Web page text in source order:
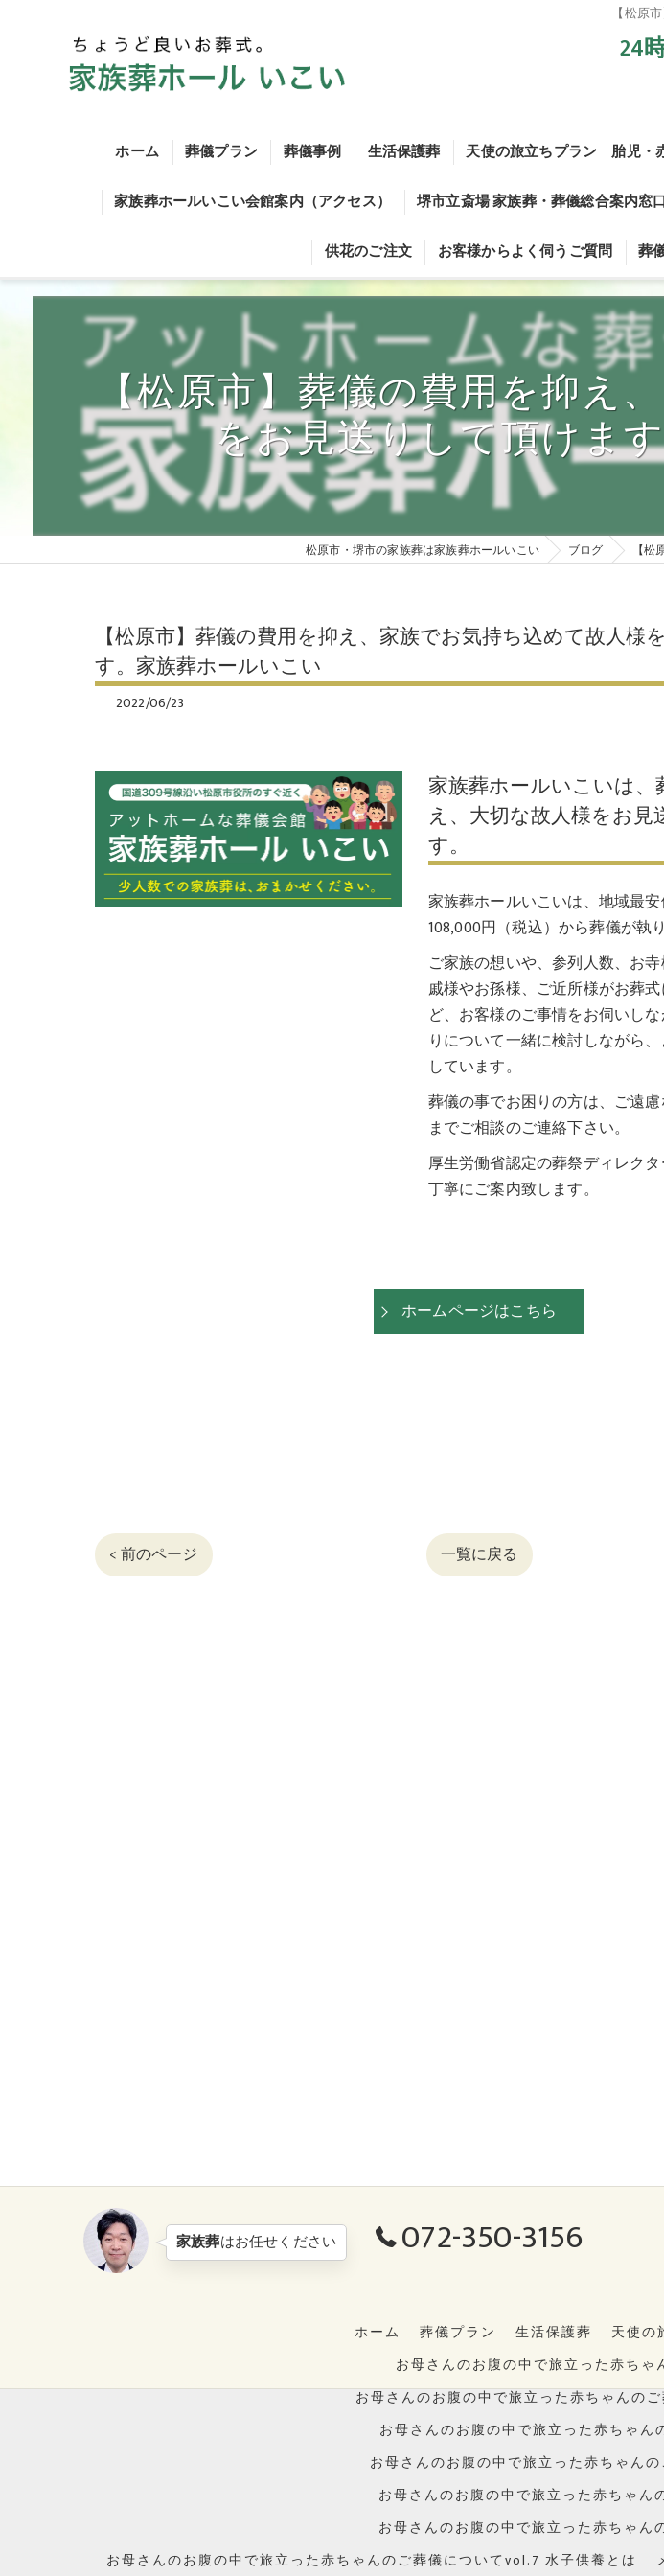
【松原
24
ホーム 葬儀プラン
一日葬シンプルプラン
一日葬プラン
家族葬シンプルプラン
家族葬ベーシックプラン
家族葬プレミアムプラン
葬儀事例 生活保護葬 天使の旅立ちプラン 胎児・
お母さんのお腹の中で旅立っ
お母さんのお腹の中で旅立っ
お母さんのお腹の中で旅立っ
お母さんのお腹の中で旅立っ
お母さんのお腹の中で旅立っ
お母さんのお腹の中で旅立っ
お母さんのお腹の中で旅立っ
家族葬ホールいこい会館案内（アクセス） 堺市立斎場 家族葬・葬儀総合案内窓口
堺斎場 葬儀・家族葬お電話での問い合
堺斎場 メールでのお問い合わせ
堺市立斎場 葬儀プラン
市営斎場 火葬式9.8プラン
市営斎場 火葬式17プラン
市営斎場 一日葬27プラン
市営斎場 家族葬38プラン
市営斎場 いこい108プラン
市営斎場 いこい128プラン
堺市民 生活保護葬
堺市立斎場 会館案内
堺市立斎場 おすすめ理由
堺市立斎場のよく伺うご質問
堺市立斎場 葬儀の流れ
堺市立斎場 お葬式のご準備
お葬式の形式
お戒名の付け方
棺の中に入れてあげる物
供花のご注文 お客様からよく伺うご質問 葬
【松原市】葬儀の費用を抑え
をお見送りして頂けま
松原市・堺市の家族葬は家族葬ホールいこい ブログ 【
【松原市】葬儀の費用を抑え、家族でお気持ち込めて故人様
す。家族葬ホールいこい
2022/06/23
家族葬ホールいこいは、
え、大切な故人様をお見
す。
家族葬ホールいこいは、地域最
108,000円（税込）から葬儀が執
ご家族の想いや、参列人数、お
戚様やお孫様、ご近所様がお葬
ど、お客様のご事情をお伺いし
りについて一緒に検討しながら
しています。
葬儀の事でお困りの方は、ご遠
までご相談のご連絡下さい。
厚生労働省認定の葬祭ディレク
丁寧にご案内致します。
ホームページはこちら
< 前のページ 一覧に戻る
家族葬はお任せください 072-350-3156
ホーム 葬儀プラン 生活保護葬
天使の
お母さんのお腹の中で旅立った赤ち
お母さんのお腹の中で旅立った赤ちゃんの
お母さんのお腹の中で旅立った赤ちゃ
お母さんのお腹の中で旅立った赤ちゃん
お母さんのお腹の中で旅立った赤ちゃ
お母さんのお腹の中で旅立った赤ちゃ
お母さんのお腹の中で旅立った赤ちゃんのご葬儀についてvol.7 水子供養とは